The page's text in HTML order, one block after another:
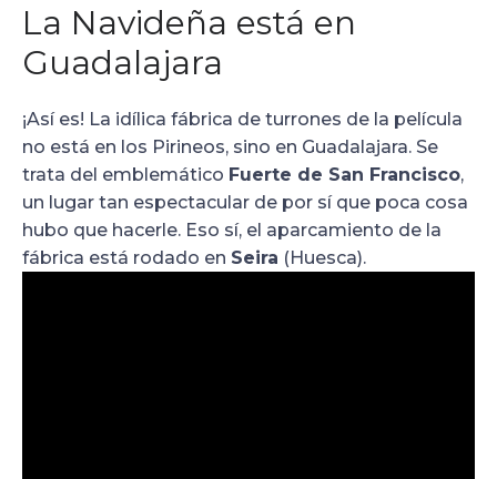
La Navideña está en
Guadalajara
¡Así es! La idílica fábrica de turrones de la película
no está en los Pirineos, sino en Guadalajara. Se
trata del emblemático Fuerte de San Francisco,
un lugar tan espectacular de por sí que poca cosa
hubo que hacerle. Eso sí, el aparcamiento de la
fábrica está rodado en Seira (Huesca).